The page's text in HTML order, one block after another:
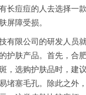
长痘痘的人去选择一
屏障受损。
有限公司的研发人员
护肤产品。首先，合
，选购护肤品时，建
堵塞毛孔。除此之外